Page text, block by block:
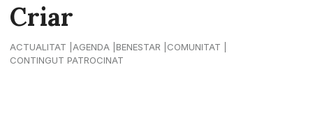
Criar
ACTUALITAT AGENDA BENESTAR
COMUNITAT
CONTINGUT PATROCINAT